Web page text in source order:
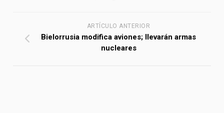
ARTÍCULO ANTERIOR
Bielorrusia modifica aviones; llevarán armas
nucleares